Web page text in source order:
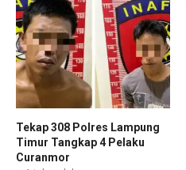
Tekap 308 Polres Lampung
Timur Tangkap 4 Pelaku
Curanmor